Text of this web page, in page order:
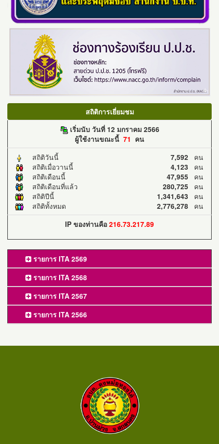
สถิติการเยี่ยมชม
เริ่มนับ วันที่ 12 มกราคม 2566
ผู้ใช้งานขณะนี้ 71 คน
สถิติวันนี้
7,592 คน
สถิติเมื่อวานนี้
4,123 คน
สถิติเดือนนี้
47,955 คน
สถิติเดือนที่แล้ว
280,725 คน
สถิติปีนี้
1,341,643 คน
สถิติทั้งหมด
2,776,278 คน
IP ของท่านคือ 216.73.217.89
รายการ ITA 2569
รายการ ITA 2568
รายการ ITA 2567
รายการ ITA 2566